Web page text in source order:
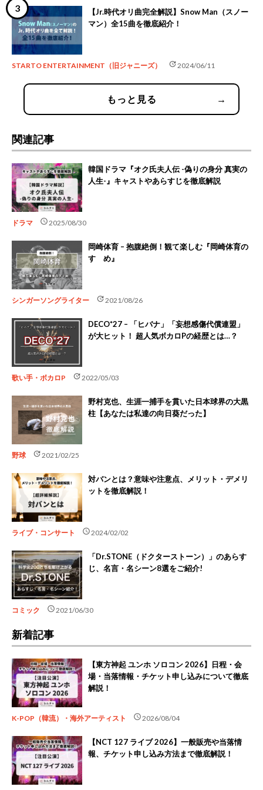
【Jr.時代オリ曲完全解説】Snow Man（スノー
マン）全15曲を徹底紹介！
STARTO ENTERTAINMENT（旧ジャニーズ） update2024/06/11
もっと見る →
関連記事
韓国ドラマ『オク氏夫人伝 -偽りの身分 真実の
人生-』キャストやあらすじを徹底解説
ドラマ schedule2025/08/30
岡崎体育 – 抱腹絶倒！観て楽しむ『岡崎体育の
すゝめ』
シンガーソングライター update2021/08/26
DECO*27 – 「ヒバナ」「妄想感傷代償連盟」
が大ヒット！ 超人気ボカロPの経歴とは…？
歌い手・ボカロP update2022/05/03
野村克也、生涯一捕手を貫いた日本球界の大黒
柱【あなたは私達の向日葵だった】
野球 update2021/02/25
対バンとは？意味や注意点、メリット・デメリ
ットを徹底解説！
ライブ・コンサート schedule2024/02/02
「Dr.STONE（ドクターストーン）」のあらす
じ、名言・名シーン8選をご紹介!
コミック schedule2021/06/30
新着記事
【東方神起 ユンホ ソロコン 2026】日程・会
場・当落情報・チケット申し込みについて徹底
解説！
K-POP（韓流）・海外アーティスト schedule2026/08/04
【NCT 127 ライブ 2026】一般販売や当落情
報、チケット申し込み方法まで徹底解説！